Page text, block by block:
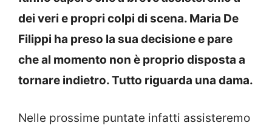
dei veri e propri colpi di scena. Maria De
Filippi ha preso la sua decisione e pare
che al momento non è proprio disposta a
tornare indietro. Tutto riguarda una dama.
Nelle prossime puntate infatti assisteremo